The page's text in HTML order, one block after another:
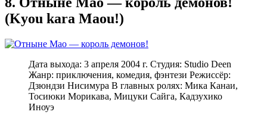
(Kyou kara Maou!)
Дата выхода: 3 апреля 2004 г. Студия: Studio Deen
Жанр: приключения, комедия, фэнтези Режиссёр:
Дзюндзи Нисимура В главных ролях: Мика Канаи,
Тосиюки Морикава, Мицуки Сайга, Кадзухико
Иноуэ